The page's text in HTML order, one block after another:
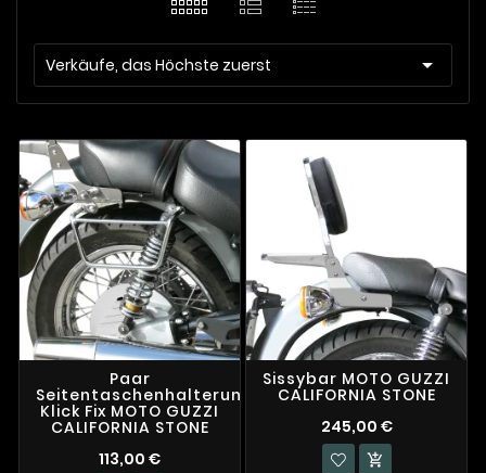
Verkäufe, das Höchste zuerst 
Paar
Seitentaschenhalterungen
Klick Fix MOTO GUZZI
CALIFORNIA STONE
113,00 €
Sissybar MOTO GUZZI
CALIFORNIA STONE
245,00 €
